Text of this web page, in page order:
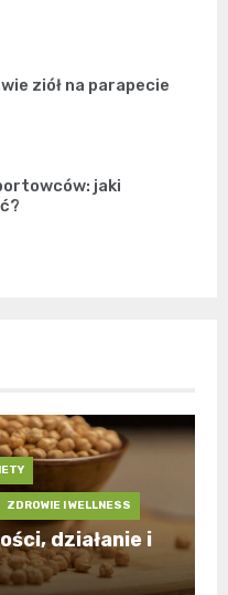
ziół na parapecie
jaki
ZDROWIE I WELLNESS
działanie i